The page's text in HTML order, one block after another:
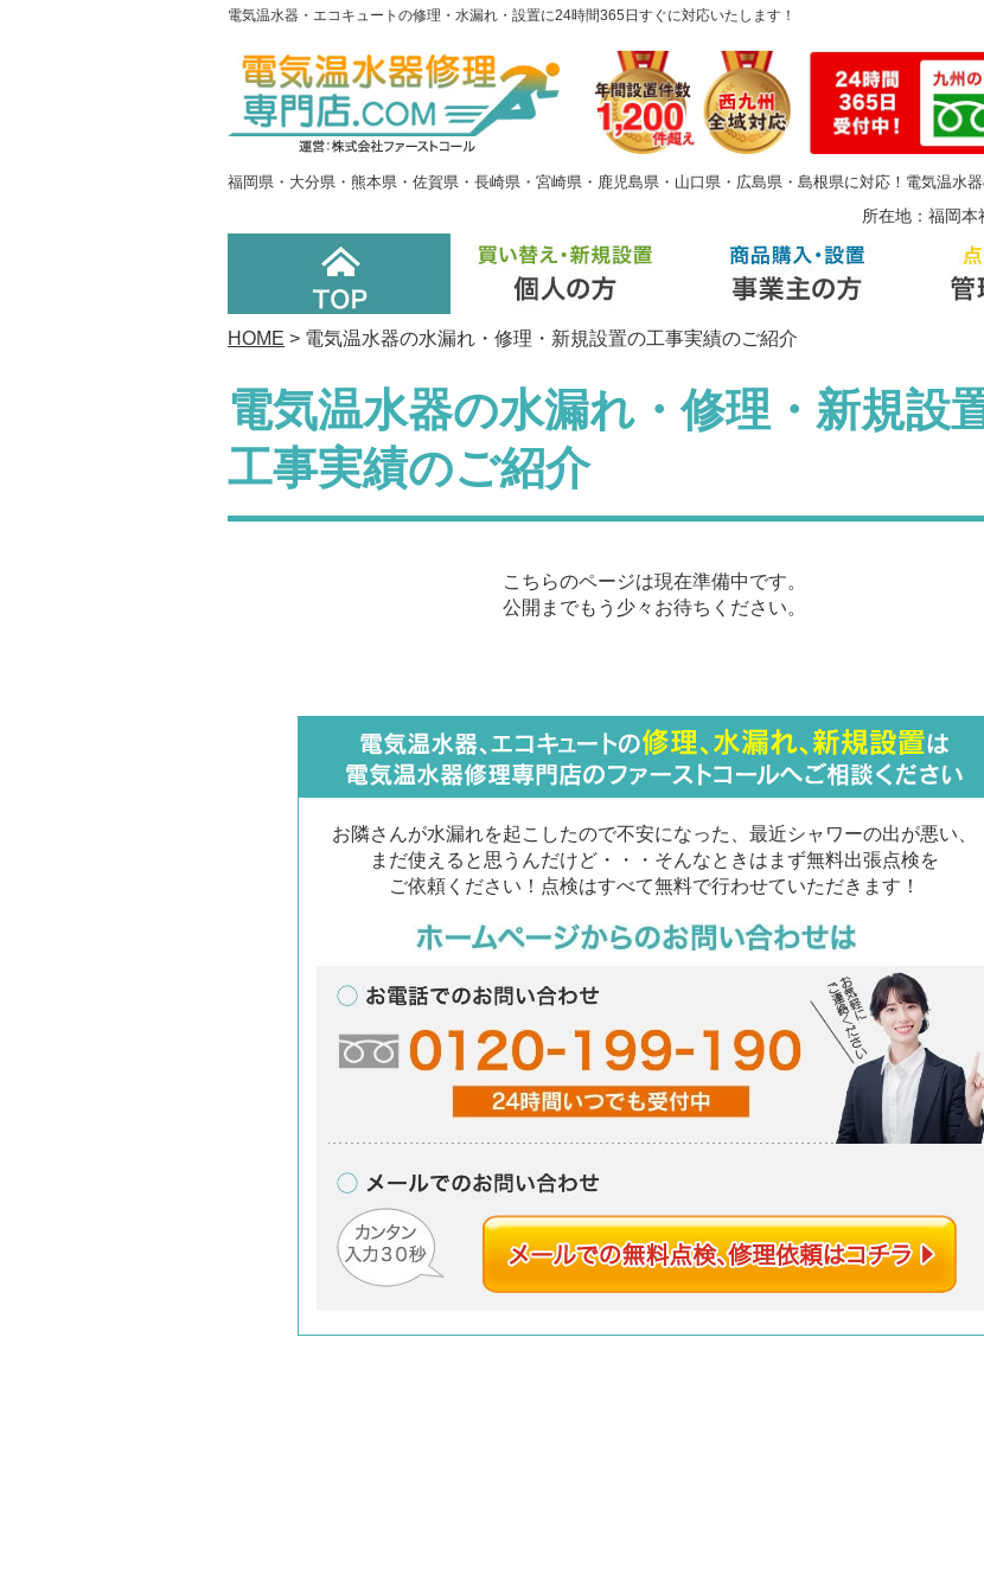
電気温水器・エコキュートの修理・水漏れ・設置に24時間365日すぐに対応いたします！
福岡県・大分県・熊本県・佐賀県・長崎県・宮崎県・鹿児島県・山口県・広島県・島根県に対応！電気温水
所在地：福岡
HOME > 電気温水器の水漏れ・修理・新規設置の工事実績のご紹介
電気温水器の水漏れ・修理・新規設
工事実績のご紹介
こちらのページは現在準備中です。
公開までもう少々お待ちください。
お隣さんが水漏れを起こしたので不安になった、最近シャワーの出が悪い、
まだ使えると思うんだけど・・・そんなときはまず無料出張点検を
ご依頼ください！点検はすべて無料で行わせていただきます！